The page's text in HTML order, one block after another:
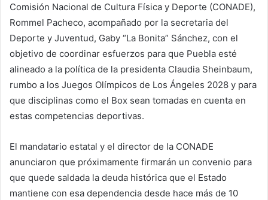
Comisión Nacional de Cultura Física y Deporte (CONADE),
Rommel Pacheco, acompañado por la secretaria del
Deporte y Juventud, Gaby “La Bonita” Sánchez, con el
objetivo de coordinar esfuerzos para que Puebla esté
alineado a la política de la presidenta Claudia Sheinbaum,
rumbo a los Juegos Olímpicos de Los Ángeles 2028 y para
que disciplinas como el Box sean tomadas en cuenta en
estas competencias deportivas.
El mandatario estatal y el director de la CONADE
anunciaron que próximamente firmarán un convenio para
que quede saldada la deuda histórica que el Estado
mantiene con esa dependencia desde hace más de 10